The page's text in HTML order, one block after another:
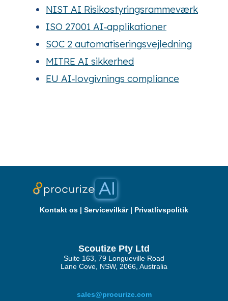
NIST AI Risikostyringsrammeværk
ISO 27001 AI‑applikationer
SOC 2 automatiseringsvejledning
MITRE AI sikkerhed
EU AI‑lovgivnings compliance
Kontakt os | Servicevilkår| Privatlivspolitik
Scoutize Pty Ltd
Suite 163, 79 Longueville Road
Lane Cove, NSW, 2066, Australia
sales@procurize.com